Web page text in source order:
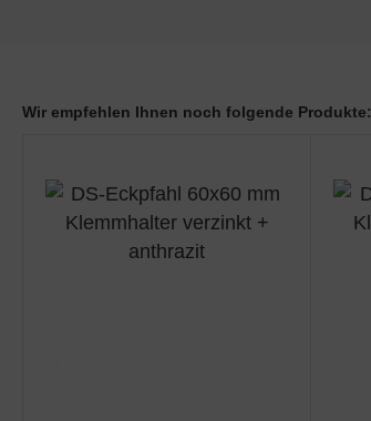
Wir empfehlen Ihnen noch folgende Produkte: